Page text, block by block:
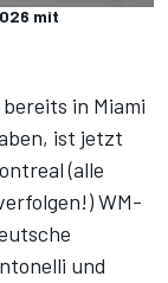
mit
bereits in Miami
ist jetzt
(alle
) WM-
und